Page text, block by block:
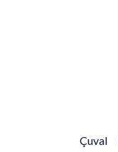
Çuval